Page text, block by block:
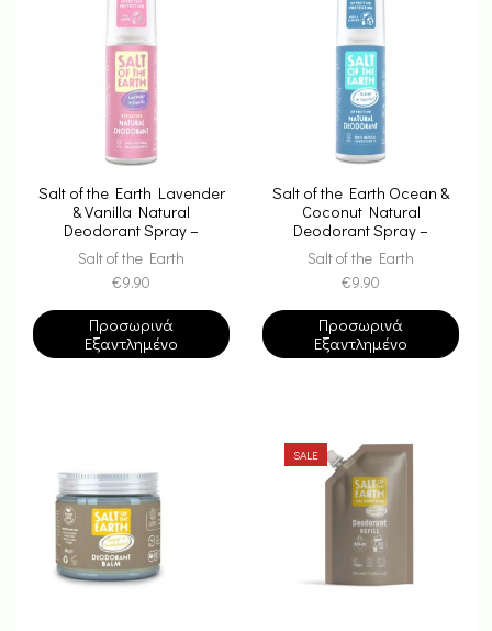
Salt of the Earth Lavender
& Vanilla Natural
Deodorant Spray –
Αποσμητικό Σπρέι 100ml
Salt of the Earth
€9.90
Προσωρινά
Εξαντλημένο
Salt of the Earth Ocean &
Coconut Natural
Deodorant Spray –
Αποσμητικό Σπρέι 100ml
Salt of the Earth
€9.90
Προσωρινά
Εξαντλημένο
SALE